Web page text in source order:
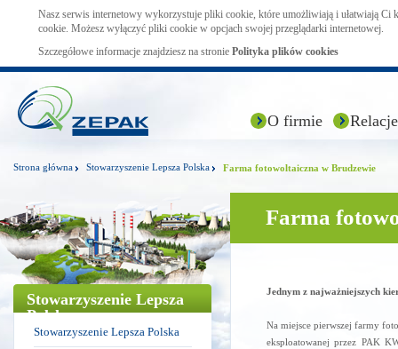
Nasz serwis internetowy wykorzystuje pliki cookie, które umożliwiają i ułatwiają Ci
cookie. Możesz wyłączyć pliki cookie w opcjach swojej przeglądarki internetowej.
Szczegółowe informacje znajdziesz na stronie Polityka plików cookies
O firmie
Strona główna Stowarzyszenie Lepsza Polska Farma fotowoltaiczna w Brudzewie
Stowarzyszenie Lepsza
Polska
Stowarzyszenie Lepsza Polska
Farma
Jednym z najważniejszych
Na miejsce pierwszej farmy
eksploatowanej przez PAK